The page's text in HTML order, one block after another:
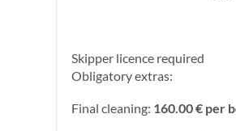
Skipper licence required
Obligatory extras:
Final cleaning: 160.00 € per